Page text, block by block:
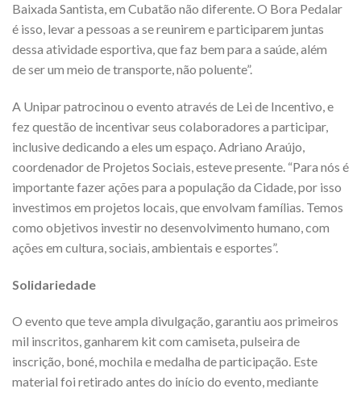
Baixada Santista, em Cubatão não diferente. O Bora Pedalar
é isso, levar a pessoas a se reunirem e participarem juntas
dessa atividade esportiva, que faz bem para a saúde, além
de ser um meio de transporte, não poluente”.
A Unipar patrocinou o evento através de Lei de Incentivo, e
fez questão de incentivar seus colaboradores a participar,
inclusive dedicando a eles um espaço. Adriano Araújo,
coordenador de Projetos Sociais, esteve presente. “Para nós é
importante fazer ações para a população da Cidade, por isso
investimos em projetos locais, que envolvam famílias. Temos
como objetivos investir no desenvolvimento humano, com
ações em cultura, sociais, ambientais e esportes”.
Solidariedade
O evento que teve ampla divulgação, garantiu aos primeiros
mil inscritos, ganharem kit com camiseta, pulseira de
inscrição, boné, mochila e medalha de participação. Este
material foi retirado antes do início do evento, mediante